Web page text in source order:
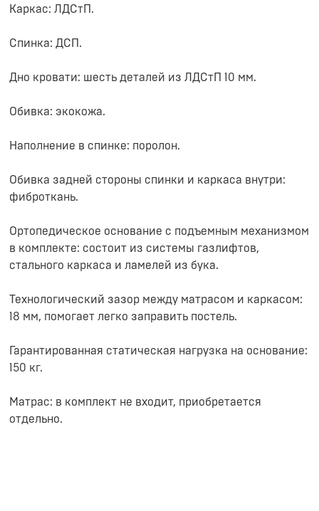
Каркас: ЛДСтП.
Спинка: ДСП.
Дно кровати: шесть деталей из ЛДСтП 10 мм.
Обивка: экокожа.
Наполнение в спинке: поролон.
Обивка задней стороны спинки и каркаса внутри:
фиброткань.
Ортопедическое основание с подъемным механизмом
в комплекте: состоит из системы газлифтов,
стального каркаса и ламелей из бука.
Технологический зазор между матрасом и каркасом:
18 мм, помогает легко заправить постель.
Гарантированная статическая нагрузка на основание:
150 кг.
Матрас: в комплект не входит, приобретается
отдельно.